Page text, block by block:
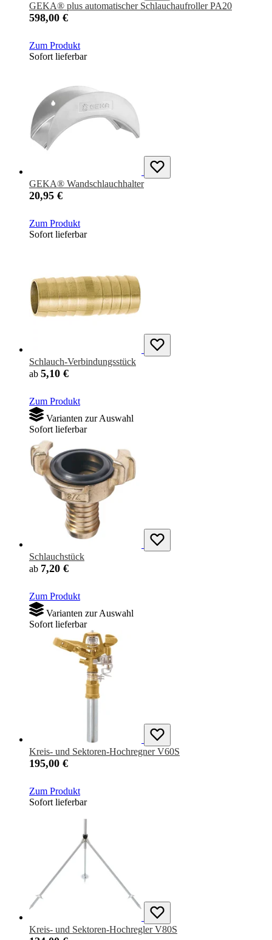
GEKA® plus automatischer Schlauchaufroller PA20
598,00 €
Zum Produkt
Sofort lieferbar
GEKA® Wandschlauchhalter
20,95 €
Zum Produkt
Sofort lieferbar
Schlauch-Verbindungsstück
ab 5,10 €
Zum Produkt
Varianten zur Auswahl
Sofort lieferbar
Schlauchstück
ab 7,20 €
Zum Produkt
Varianten zur Auswahl
Sofort lieferbar
Kreis- und Sektoren-Hochregner V60S
195,00 €
Zum Produkt
Sofort lieferbar
Kreis- und Sektoren-Hochregler V80S